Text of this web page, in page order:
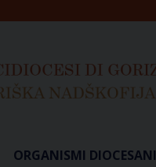
ORGANISMI DIOCESANI